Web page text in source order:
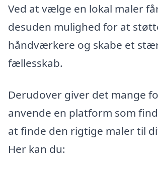
Ved at vælge en lokal maler
desuden mulighed for at
håndværkere og skabe et
fællesskab.
Derudover giver det mange
anvende en platform som
at finde den rigtige maler til
Her kan du: